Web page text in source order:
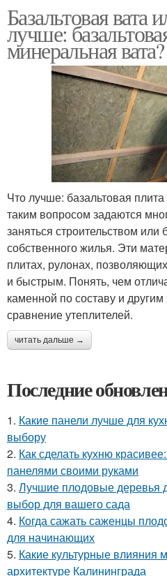
Базальтовая вата
лучше:
минеральная вата?
Что лучше: базальтовая
таким вопросом задаются
заняться строительством или
собственного жилья. Эти
плитах, рулонах,
и быстрым. Понять, чем
каменной по составу и
сравнение утеплителей.
читать дальше →
Последние
1. Какие панели лучше для
выбору
2. Как сделать кухню
панелями своими руками
3. Лучшие плодовые деревья
выбор для вашего сада
4. Когда сажать саженцы
для начинающих
5. Какие культурные влияния
архитектуре Калининграда